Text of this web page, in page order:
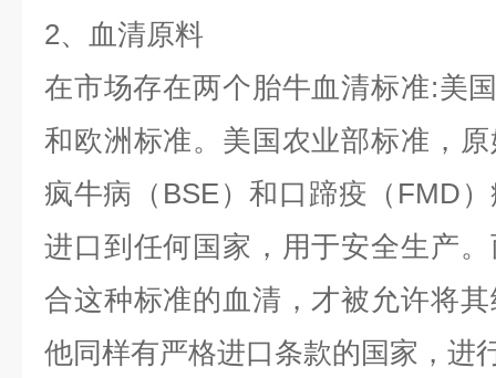
2、血清原料
在市场存在两个胎牛血清标准:美
和欧洲标准。美国农业部标准，
疯牛病（BSE）和口蹄疫（FMD
进口到任何国家，用于安全生产
合这种标准的血清，才被允许将
他同样有严格进口条款的国家，进